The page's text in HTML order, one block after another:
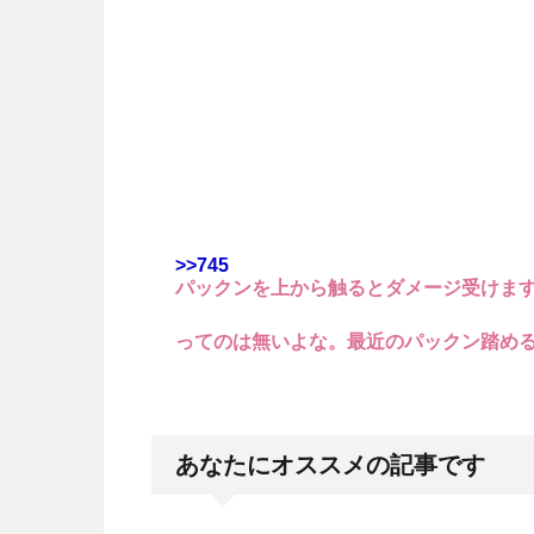
>>745
パックンを上から触るとダメージ受けま
ってのは無いよな。最近のパックン踏め
あなたにオススメの記事です